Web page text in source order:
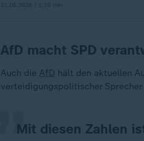
AfD macht SPD
Auch die AfD hält den aktuellen
verteidigungspolitischer
Mit diesen Zahlen
„